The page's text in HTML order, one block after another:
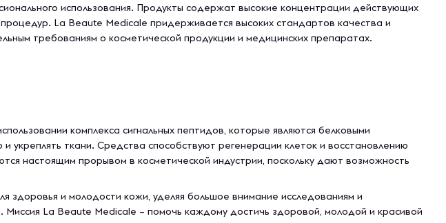
использования. Продукты содержат высокие концентрации действующих
La Beaute Medicale придерживается высоких стандартов качества и
требованиям о косметической продукции и медицинских препаратах.
комплекса сигнальных пептидов, которые являются белковыми
укреплять ткани. Средства способствуют регенерации клеток и восстановлению
настоящим прорывом в косметической индустрии, поскольку дают возможность
и молодости кожи, уделяя большое внимание исследованиям и
La Beaute Medicale – помочь каждому достичь здоровой, молодой и красивой